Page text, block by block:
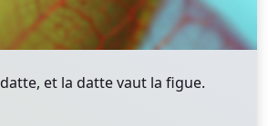
et la datte vaut la figue.